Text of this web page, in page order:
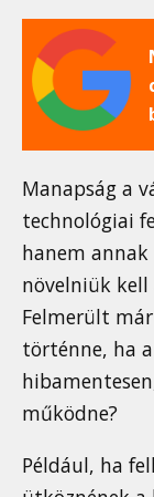
Manapság a
technológiai
hanem
növelniük
Felmerült
történne, ha
működne?
Például, ha